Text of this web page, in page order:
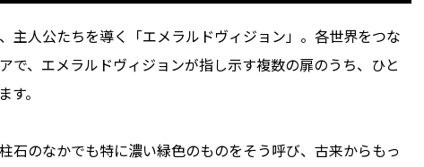
主人公たちを導く「エメラルドヴィジョン」。各世界をつな
で、エメラルドヴィジョンが指し示す複数の扉のうち、ひと
。
石のなかでも特に濃い緑色のものをそう呼び、古来からもっ